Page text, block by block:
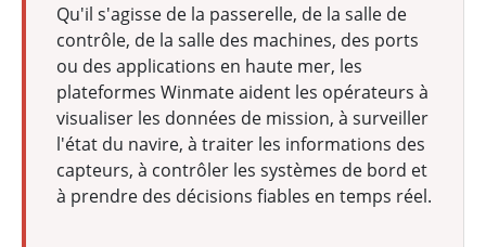
Qu'il s'agisse de la passerelle, de la salle de
contrôle, de la salle des machines, des ports
ou des applications en haute mer, les
plateformes Winmate aident les opérateurs à
visualiser les données de mission, à surveiller
l'état du navire, à traiter les informations des
capteurs, à contrôler les systèmes de bord et
à prendre des décisions fiables en temps réel.